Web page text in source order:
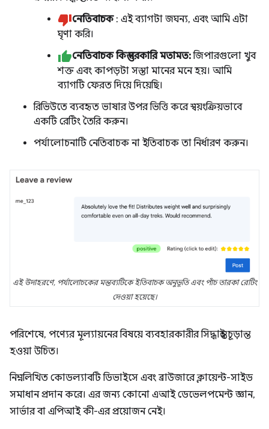
নেতিবাচক: এই ব্যাগটা জঘন্য, এবং আমি এটা
ঘৃণা করি।
নেতিবাচক কিন্তু দরকারি মতামত:জিপারগুলো খুব
শক্ত এবং কাপড়টা সস্তা মানের মনে হয়। আমি
ব্যাগটি ফেরত দিয়ে দিয়েছি।
রিভিউতে ব্যবহৃত ভাষার উপর ভিত্তি করে স্বয়ংক্রিয়ভাবে
একটি রেটিং তৈরি করুন।
পর্যালোচনাটি নেতিবাচক না ইতিবাচক তা নির্ধারণ করুন।
এই উদাহরণে, পর্যালোচকের মন্তব্যটিকে ইতিবাচক অনুভূতি এবং পাঁচ তারকা রেটিং
দেওয়া হয়েছে।
পরিশেষে, পণ্যের মূল্যায়নের বিষয়ে ব্যবহারকারীর সিদ্ধান্তই চূড়ান্ত
হওয়া উচিত।
নিম্নলিখিত কোডল্যাবটি ডিভাইসে এবং ব্রাউজারে ক্লায়েন্ট-সাইড
সমাধান প্রদান করে। এর জন্য কোনো এআই ডেভেলপমেন্ট জ্ঞান,
সার্ভার বা এপিআই কী-এর প্রয়োজন নেই।